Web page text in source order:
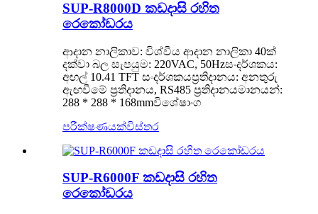
SUP-R8000D කඩදාසි රහිත
රෙකෝඩරය
ආදාන නාලිකාව: විශ්වීය ආදාන නාලිකා 40ක්
දක්වා බල සැපයුම: 220VAC, 50Hzසංදර්ශකය:
අඟල් 10.41 TFT සංදර්ශකයප්‍රතිදානය: අනතුරු
ඇඟවීමේ ප්‍රතිදානය, RS485 ප්‍රතිදානයමානයන්:
288 * 288 * 168mmවිශේෂාංග
පරීක්ෂණයක්විස්තර
SUP-R6000F කඩදාසි රහිත
රෙකෝඩරය